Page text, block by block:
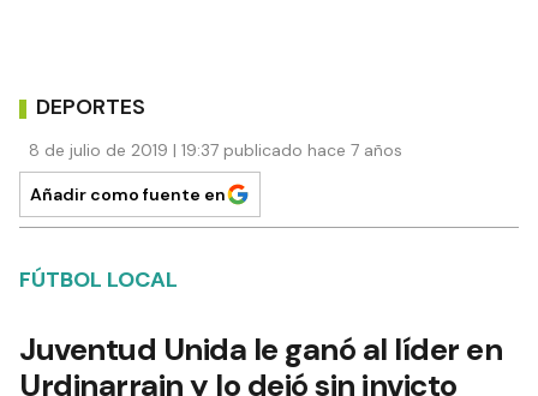
DEPORTES
8 de julio de 2019 | 19:37 publicado hace 7 años
Añadir como fuente en
FÚTBOL LOCAL
Juventud Unida le ganó al líder en
Urdinarrain y lo dejó sin invicto